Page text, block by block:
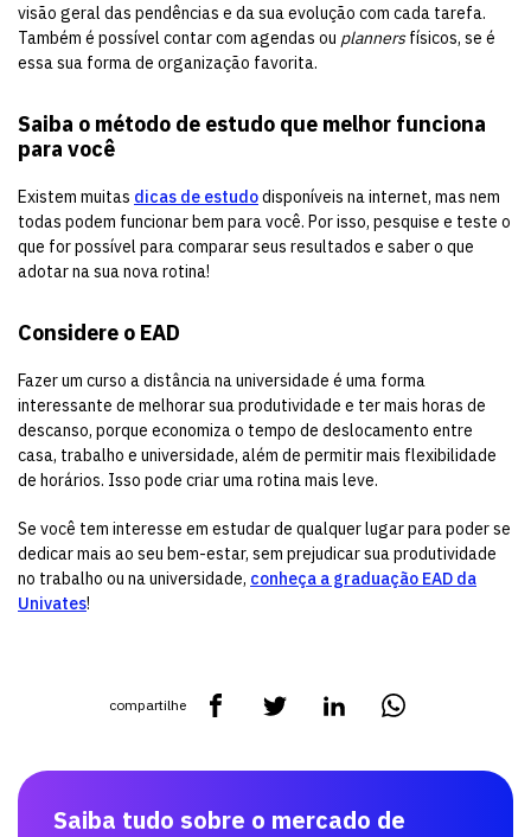
visão geral das pendências e da sua evolução com cada tarefa.
Também é possível contar com agendas ou plannersfísicos, se é
essa sua forma de organização favorita.
Saiba o método de estudo que melhor funciona
para você
Existem muitas dicas de estudodisponíveis na internet, mas nem
todas podem funcionar bem para você. Por isso, pesquise e teste o
que for possível para comparar seus resultados e saber o que
adotar na sua nova rotina!
Considere o EAD
Fazer um curso a distância na universidade é uma forma
interessante de melhorar sua produtividade e ter mais horas de
descanso, porque economiza o tempo de deslocamento entre
casa, trabalho e universidade, além de permitir mais flexibilidade
de horários. Isso pode criar uma rotina mais leve.
Se você tem interesse em estudar de qualquer lugar para poder se
dedicar mais ao seu bem-estar, sem prejudicar sua produtividade
no trabalho ou na universidade, conheça a graduação EAD da
Univates!
compartilhe
Saiba tudo sobre o mercado de